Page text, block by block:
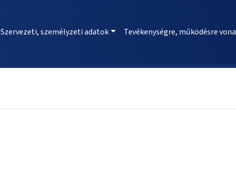
Szervezeti, személyzeti adatok Tevékenységre, működésre